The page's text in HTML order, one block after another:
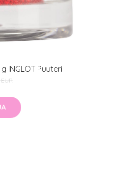
INGLOT Puuteri
EUR